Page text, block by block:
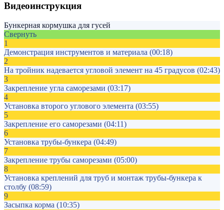
Видеоинструкция
Бункерная кормушка для гусей
Свернуть
1
Демонстрация инструментов и материала (00:18)
2
На тройник надевается угловой элемент на 45 градусов (02:43)
3
Закрепление угла саморезами (03:17)
4
Установка второго углового элемента (03:55)
5
Закрепление его саморезами (04:11)
6
Установка трубы-бункера (04:49)
7
Закрепление трубы саморезами (05:00)
8
Установка креплений для труб и монтаж трубы-бункера к
столбу (08:59)
9
Засыпка корма (10:35)